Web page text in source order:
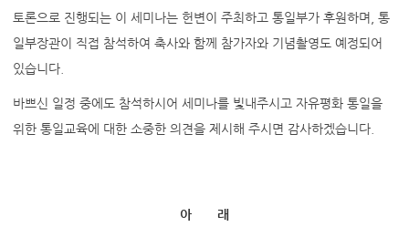
토론으로 진행되는 이 세미나는 헌변이 주최하고 통일부가 후원하며, 통
일부장관이 직접 참석하여 축사와 함께 참가자와 기념촬영도 예정되어
있습니다.
바쁘신 일정 중에도 참석하시어 세미나를 빛내주시고 자유평화 통일을
위한 통일교육에 대한 소중한 의견을 제시해 주시면 감사하겠습니다.
아 래